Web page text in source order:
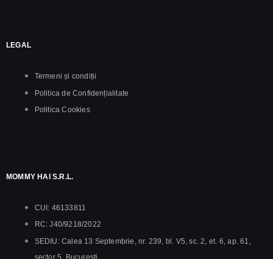
LEGAL
Termeni și condiții
Politica de Confidențialitate
Politica Cookies
MOMMY HAI S.R.L.
CUI: 46133811
RC: J40/9218/2022
SEDIU: Calea 13 Septembrie, nr. 239, bl. V5, sc. 2, et. 6, ap. 61,
sector 5, București